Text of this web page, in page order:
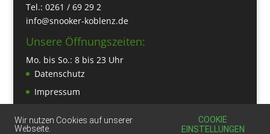
Tel.: 0261 / 69 29 2
info@snooker-koblenz.de
Unsere Öffnungszeiten:
Mo. bis So.: 8 bis 23 Uhr
Datenschutz
Impressum
Wir nutzen Cookies auf unserer
Webseite.
COOKIE
EINSTELLUNGEN